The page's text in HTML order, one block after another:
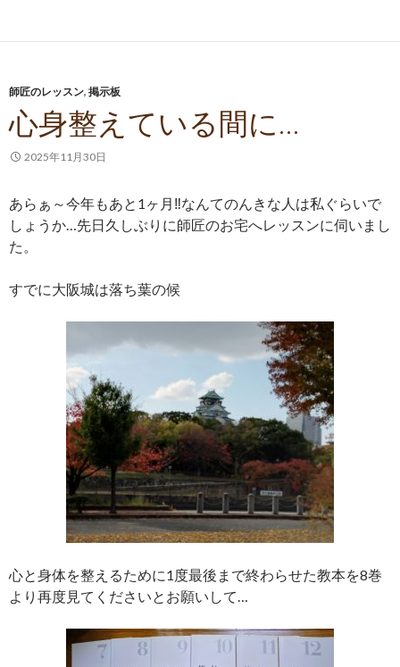
師匠のレッスン, 掲示板
心身整えている間に…
2025年11月30日
あらぁ～今年もあと1ヶ月‼なんてのんきな人は私ぐらいで
しょうか…先日久しぶりに師匠のお宅へレッスンに伺いまし
た。
すでに大阪城は落ち葉の候
心と身体を整えるために1度最後まで終わらせた教本を8巻
より再度見てくださいとお願いして…